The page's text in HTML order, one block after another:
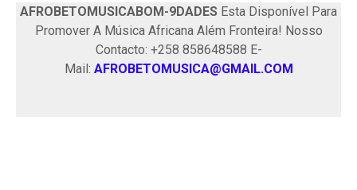
AFROBETOMUSICABOM-9DADES Esta Disponível Para
Promover A Música Africana Além Fronteira! Nosso
Contacto: +258 858648588 E-
Mail: AFROBETOMUSICA@GMAIL.COM